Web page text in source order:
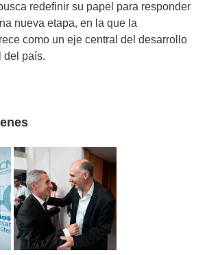
redefinir su papel para responder
nueva etapa, en la que la
como un eje central del desarrollo
del país.